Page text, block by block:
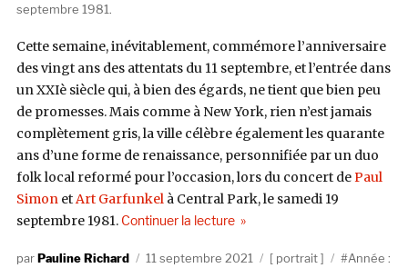
septembre 1981.
Cette semaine, inévitablement, commémore l’anniversaire
des vingt ans des attentats du 11 septembre, et l’entrée dans
un XXIè siècle qui, à bien des égards, ne tient que bien peu
de promesses. Mais comme à New York, rien n’est jamais
complètement gris, la ville célèbre également les quarante
ans d’une forme de renaissance, personnifiée par un duo
folk local reformé pour l’occasion, lors du concert dePaul
SimonetArt Garfunkelà Central Park, le samedi 19
septembre 1981. Continuer la lecturede « New York, début
AuteurPauline Richard
Publié
11 septembre 2021 Catégories
portrait Étiquettes
Année :